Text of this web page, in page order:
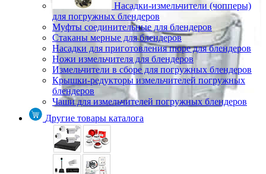
Насадки-измельчители (чопперы)
для погружных блендеров
Муфты соединительные для блендеров
Стаканы мерные для блендеров
Насадки для приготовления пюре для блендеров
Ножи измельчителя для блендеров
Измельчители в сборе для погружных блендеров
Крышки-редукторы измельчителей погружных
блендеров
Чаши для измельчителей погружных блендеров
Другие товары каталога